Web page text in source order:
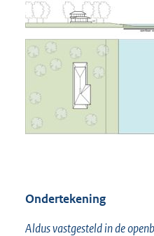
Ondertekening
Aldus vastgesteld in de